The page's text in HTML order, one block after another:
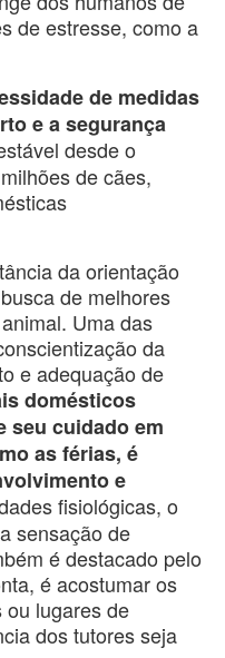
de estresse, como a
de medidas
e a segurança
desde o
de cães,
da orientação
de melhores
Uma das
da
e adequação de
domésticos
seu cuidado em
as férias, é
e
fisiológicas, o
sensação de
é destacado pelo
é acostumar os
ou lugares de
dos tutores seja